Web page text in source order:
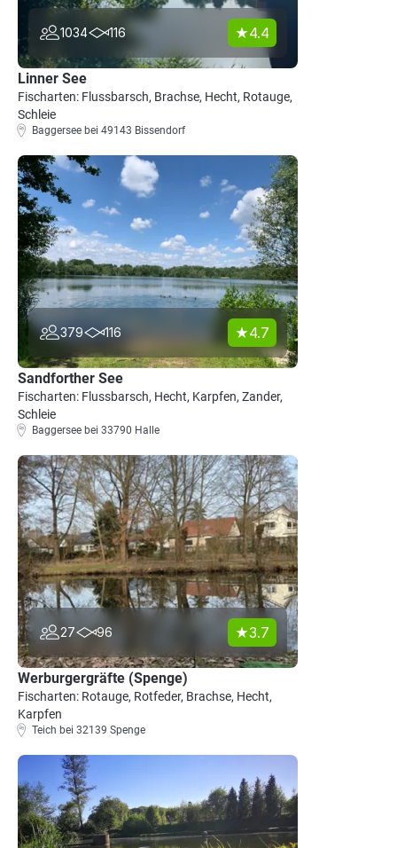
1034 116 4.4
Linner See
Fischarten: Flussbarsch, Brachse, Hecht, Rotauge,
Schleie
Baggersee bei 49143 Bissendorf
379 116 4.7
Sandforther See
Fischarten: Flussbarsch, Hecht, Karpfen, Zander,
Schleie
Baggersee bei 33790 Halle
27 96 3.7
Werburgergräfte (Spenge)
Fischarten: Rotauge, Rotfeder, Brachse, Hecht,
Karpfen
Teich bei 32139 Spenge